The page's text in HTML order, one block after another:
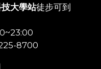
大學站徒步可到
8700